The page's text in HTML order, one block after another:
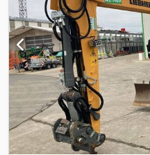
makinesi! - Çalışır durumda! -
tarafından yapılmıştır Hatalar
= Yıl: 2013 Hasar: yok